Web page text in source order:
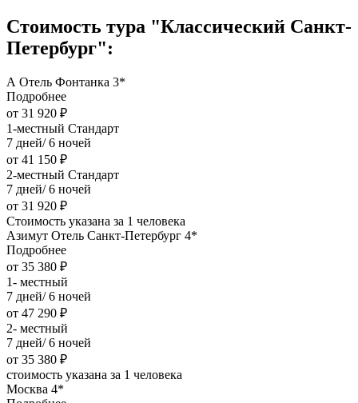
Стоимость тура "Классический Санкт-
Петербург":
А Отель Фонтанка 3*
Подробнее
от 31 920 ₽
1-местный Стандарт
7 дней/ 6 ночей
от 41 150 ₽
2-местный Стандарт
7 дней/ 6 ночей
от 31 920 ₽
Стоимость указана за 1 человека
Азимут Отель Санкт-Петербург 4*
Подробнее
от 35 380 ₽
1- местный
7 дней/ 6 ночей
от 47 290 ₽
2- местный
7 дней/ 6 ночей
от 35 380 ₽
стоимость указана за 1 человека
Москва 4*